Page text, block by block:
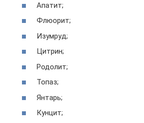
Апатит;
Флюорит;
Изумруд;
Цитрин;
Родолит;
Топаз;
Янтарь;
Кунцит;